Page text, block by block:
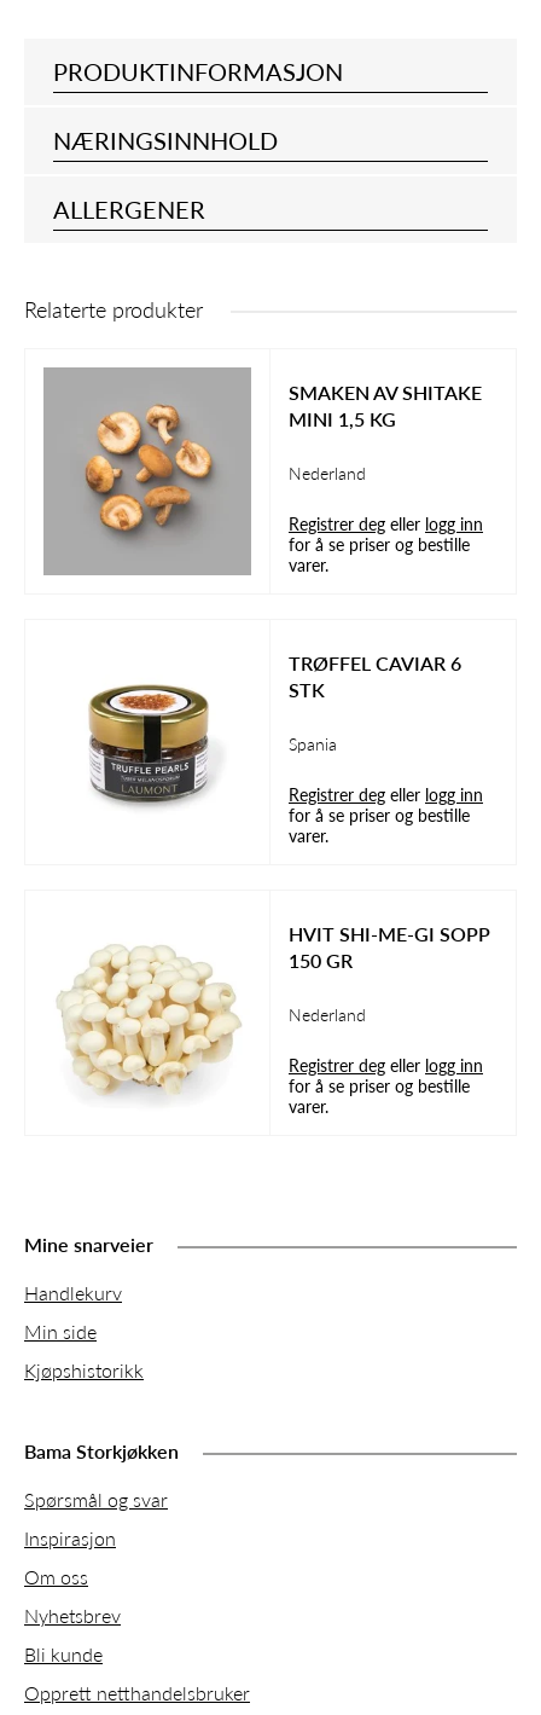
PRODUKTINFORMASJON
NÆRINGSINNHOLD
ALLERGENER
Relaterte produkter
SMAKEN AV SHITAKE
MINI 1,5 KG
Nederland
Registrer deg eller logg inn
for å se priser og bestille
varer.
TRØFFEL CAVIAR 6
STK
Spania
Registrer deg eller logg inn
for å se priser og bestille
varer.
HVIT SHI-ME-GI SOPP
150 GR
Nederland
Registrer deg eller logg inn
for å se priser og bestille
varer.
Mine snarveier
Handlekurv
Min side
Kjøpshistorikk
Bama Storkjøkken
Spørsmål og svar
Inspirasjon
Om oss
Nyhetsbrev
Bli kunde
Opprett netthandelsbruker